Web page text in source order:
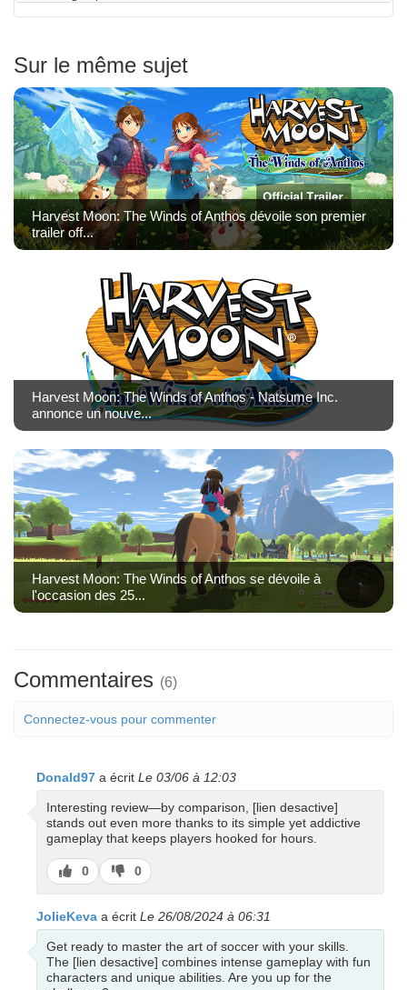
Sur le même sujet
Harvest Moon: The Winds of Anthos dévoile son premier
trailer off...
Harvest Moon: The Winds of Anthos - Natsume Inc.
annonce un nouve...
Harvest Moon: The Winds of Anthos se dévoile à
l'occasion des 25...
Commentaires (6)
Connectez-vous pour commenter
Donald97 a écrit Le 03/06 à 12:03
Interesting review—by comparison, [lien desactive]
stands out even more thanks to its simple yet addictive
gameplay that keeps players hooked for hours.
J’aime
0
J’aime
pas
0
JolieKeva a écrit Le 26/08/2024 à 06:31
Get ready to master the art of soccer with your skills.
The [lien desactive] combines intense gameplay with fun
characters and unique abilities. Are you up for the